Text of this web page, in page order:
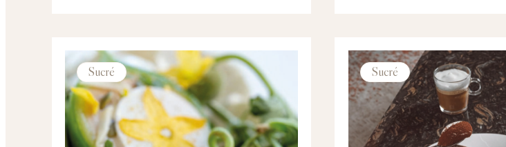
Sucré Sucré